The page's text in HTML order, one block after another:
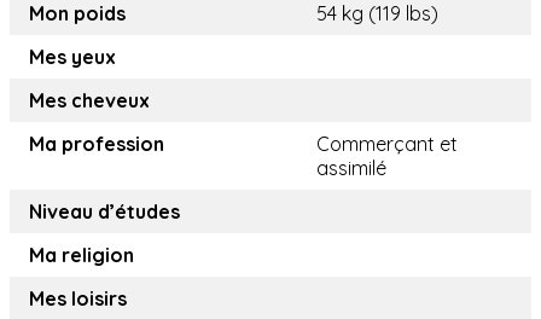
Mon poids
54 kg (119 lbs)
Mes yeux
Mes cheveux
Ma profession
Commerçant et
assimilé
Niveau d’études
Ma religion
Mes loisirs